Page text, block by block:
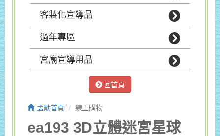
客製化宣導品
過年專區
宮廟宣導用品
回首頁
孟勛首頁 線上購物
ea193 3D立體迷宮星球